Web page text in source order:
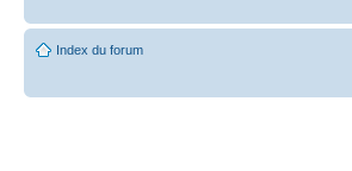
Index du forum